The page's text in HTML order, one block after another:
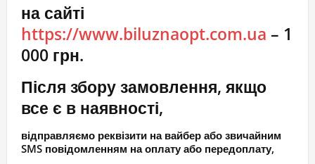
на сайті
https://www.biluznaopt.com.ua – 1
000 грн.
Після збору замовлення, якщо
все є в наявності,
відправляємо реквізити на вайбер або звичайним
SMS повідомленням на оплату або передоплату,